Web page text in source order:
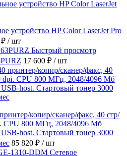
устройство HP Color LaserJet Pro
₽ / шт
Быстрый просмотр
17 600 ₽ / шт
копир/сканер/факс, 40 стр/
CPU 800 МГц, 2048/4096 Мб
host. Стартовый тонер 3000
85 820 ₽ / шт